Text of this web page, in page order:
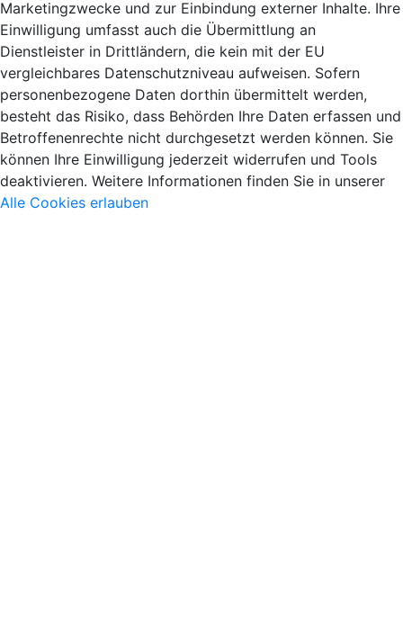
Marketingzwecke und zur Einbindung externer Inhalte. Ihre
Einwilligung umfasst auch die Übermittlung an
Dienstleister in Drittländern, die kein mit der EU
vergleichbares Datenschutzniveau aufweisen. Sofern
personenbezogene Daten dorthin übermittelt werden,
besteht das Risiko, dass Behörden Ihre Daten erfassen und
Betroffenenrechte nicht durchgesetzt werden können. Sie
können Ihre Einwilligung jederzeit widerrufen und Tools
deaktivieren. Weitere Informationen finden Sie in unserer
Alle Cookies erlauben